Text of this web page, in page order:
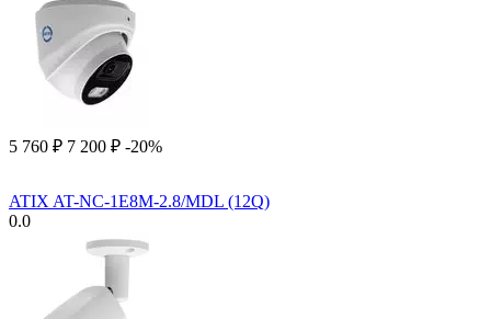
5 760 ₽ 7 200 ₽ -20%
ATIX AT-NC-1E8M-2.8/MDL (12Q)
0.0